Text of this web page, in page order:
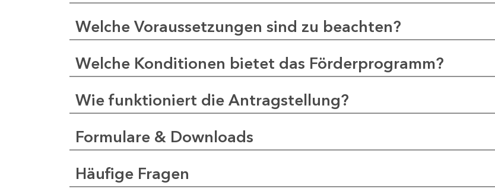
Welche Voraussetzungen sind zu beachten?
Welche Konditionen bietet das Förderprogramm?
Wie funktioniert die Antragstellung?
Formulare & Downloads
Häufige Fragen